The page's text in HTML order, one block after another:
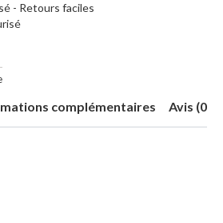
- Retours faciles
complémentaires Avis (0)